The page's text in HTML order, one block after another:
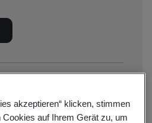
akzeptieren“ klicken, stimmen
auf Ihrem Gerät zu, um